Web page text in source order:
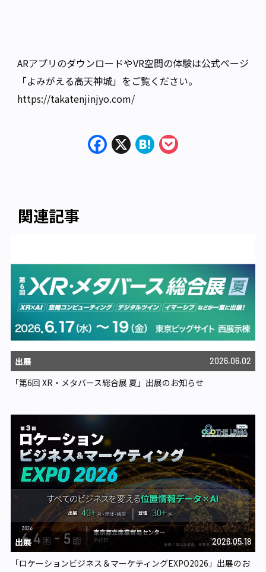
ARアプリのダウンロードやVR空間の体験は公式ページ
「よみがえる高天神城」をご覧ください。
https://takatenjinjyo.com/
Facebook
X Hatena
関連記事
出展 2026.06.02
「第6回 XR・メタバース総合展 夏」出展のお知らせ
出展 2026.05.18
「ロケーションビジネス＆マーケティングEXPO2026」出展のお